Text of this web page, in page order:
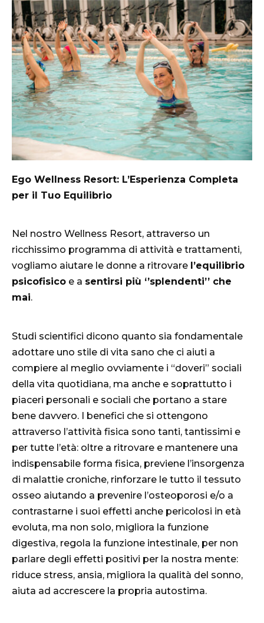
Ego Wellness Resort: L’Esperienza Completa
per il Tuo Equilibrio
Nel nostro Wellness Resort, attraverso un
ricchissimo programma di attività e trattamenti,
vogliamo aiutare le donne a ritrovare l’equilibrio
psicofisico e a sentirsi più ‘’splendenti’’ che
mai.
Studi scientifici dicono quanto sia fondamentale
adottare uno stile di vita sano che ci aiuti a
compiere al meglio ovviamente i “doveri” sociali
della vita quotidiana, ma anche e soprattutto i
piaceri personali e sociali che portano a stare
bene davvero. I benefici che si ottengono
attraverso l’attività fisica sono tanti, tantissimi e
per tutte l’età: oltre a ritrovare e mantenere una
indispensabile forma fisica, previene l’insorgenza
di malattie croniche, rinforzare le tutto il tessuto
osseo aiutando a prevenire l’osteoporosi e/o a
contrastarne i suoi effetti anche pericolosi in età
evoluta, ma non solo, migliora la funzione
digestiva, regola la funzione intestinale, per non
parlare degli effetti positivi per la nostra mente:
riduce stress, ansia, migliora la qualità del sonno,
aiuta ad accrescere la propria autostima.